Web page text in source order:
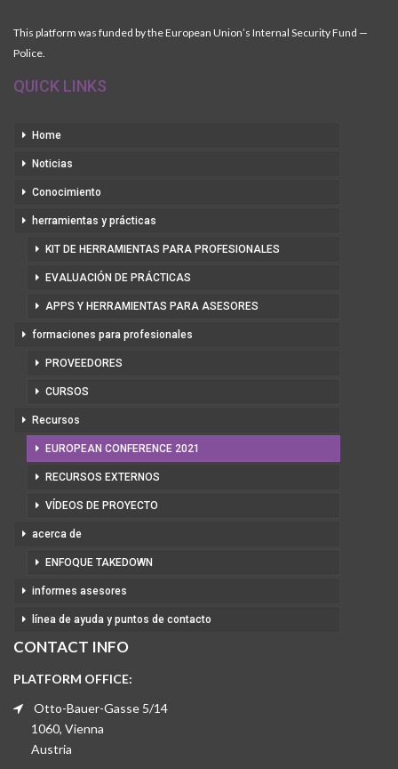
This platform was funded by the European Union’s Internal Security Fund —
Police.
QUICK LINKS
Home
Noticias
Conocimiento
herramientas y prácticas
KIT DE HERRAMIENTAS PARA PROFESIONALES
EVALUACIÓN DE PRÁCTICAS
APPS Y HERRAMIENTAS PARA ASESORES
formaciones para profesionales
PROVEEDORES
CURSOS
Recursos
EUROPEAN CONFERENCE 2021
RECURSOS EXTERNOS
VÍDEOS DE PROYECTO
acerca de
ENFOQUE TAKEDOWN
informes asesores
línea de ayuda y puntos de contacto
CONTACT INFO
PLATFORM OFFICE:
Otto-Bauer-Gasse 5/14
1060, Vienna
Austria